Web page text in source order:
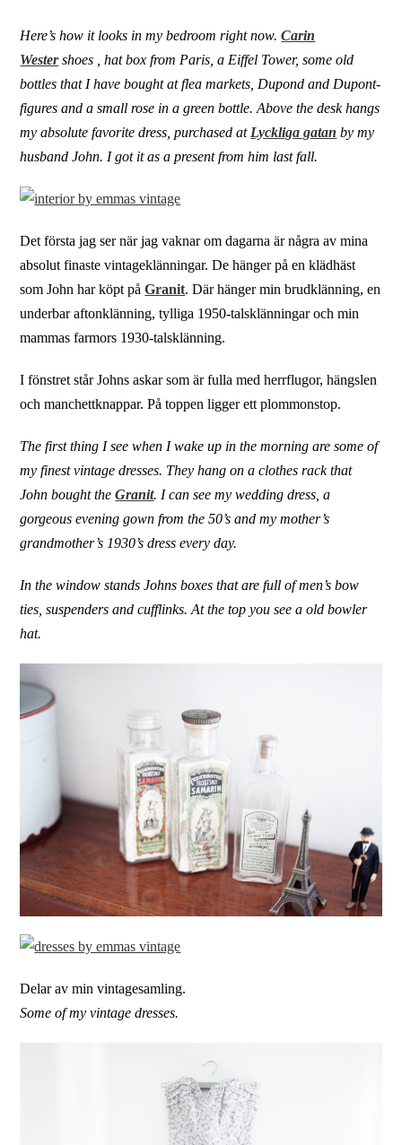
Here’s how it looks in my bedroom right now.Carin
Westershoes , hat box from Paris, a Eiffel Tower, some old
bottles that I have bought at flea markets, Dupond and Dupont-
figures and a small rose in a green bottle. Above the desk hangs
my absolute favorite dress, purchased at Lyckliga gatan by my
husband John. I got it as a present from him last fall.
Det första jag ser när jag vaknar om dagarna är några av mina
absolut finaste vintageklänningar. De hänger på en klädhäst
som John har köpt påGranit. Där hänger min brudklänning, en
underbar aftonklänning, tylliga 1950-talsklänningar och min
mammas farmors 1930-talsklänning.
I fönstret står Johns askar som är fulla med herrflugor, hängslen
och manchettknappar. På toppen ligger ett plommonstop.
The first thing I see when I wake up in the morning are some of
my finest vintage dresses. They hang on a clothes rack that
John bought theGranit. I can see my wedding dress, a
gorgeous evening gown from the 50’s and my mother’s
grandmother’s 1930’s dress every day.
In the window stands Johns boxes that are full of men’s bow
ties, suspenders and cufflinks. At the top you see a old bowler
hat.
Delar av min vintagesamling.
Some of my vintage dresses.